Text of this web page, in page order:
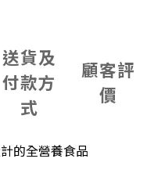
送貨及
付款方
式
顧客評
價
的全營養食品